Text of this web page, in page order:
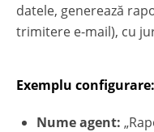
datele, generează
trimitere e-mail), cu
Exemplu configurare:
Nume agent: